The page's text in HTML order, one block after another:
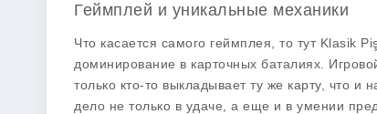
Геймплей и уникальные механики
Что касается самого геймплея, то тут Klasik
доминирование в карточных баталиях.
только кто-то выкладывает ту же карту, что
дело не только в удаче, а еще и в умении